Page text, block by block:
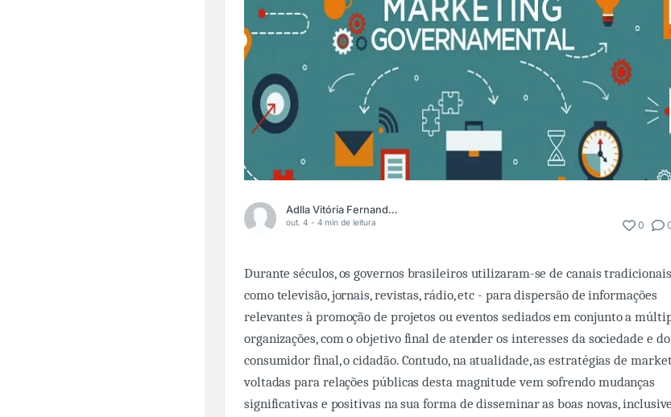
Adlla Vitória Fernandes da Silva
out. 4 - 4 min de leitura 0
Durante séculos, os governos brasileiros utilizaram-se de canais
como televisão, jornais, revistas, rádio, etc - para dispersão de informações
relevantes à promoção de projetos ou eventos sediados em conjunto a
organizações, com o objetivo final de atender os interesses da sociedade e do
consumidor final, o cidadão. Contudo, na atualidade, as estratégias de
voltadas para relações públicas desta magnitude vem sofrendo mudanças
significativas e positivas na sua forma de disseminar as boas novas,